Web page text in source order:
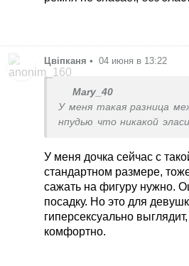
Цвіпканя • 04 июня в 13:22
Mary_40
У меня такая разница
нпудью что никакой
треш
У меня дочка сейчас с
стандартном размере,
сажать на фигуру нужно.
посадку. Но это для
гиперсексуально
комфортно.